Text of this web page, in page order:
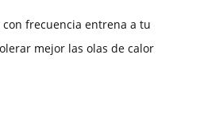
con frecuencia entrena a tu
mejor las olas de calor